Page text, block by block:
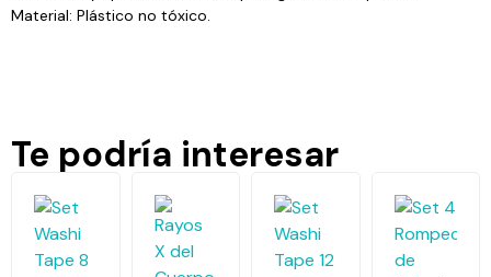
Material: Plástico no tóxico.
Te podría interesar